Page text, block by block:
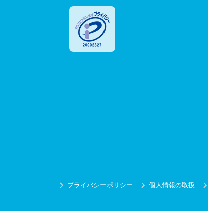
プライバシーポリシー 個人情報の取扱